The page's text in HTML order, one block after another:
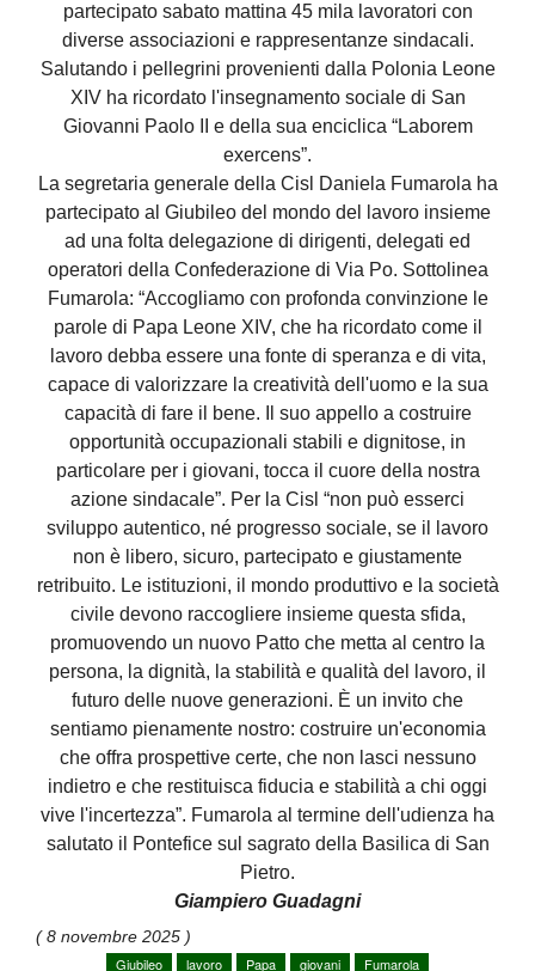
partecipato sabato mattina 45 mila lavoratori con
diverse associazioni e rappresentanze sindacali.
Salutando i pellegrini provenienti dalla Polonia Leone
XIV ha ricordato l'insegnamento sociale di San
Giovanni Paolo II e della sua enciclica “Laborem
exercens”.
La segretaria generale della Cisl Daniela Fumarola ha
partecipato al Giubileo del mondo del lavoro insieme
ad una folta delegazione di dirigenti, delegati ed
operatori della Confederazione di Via Po. Sottolinea
Fumarola: “Accogliamo con profonda convinzione le
parole di Papa Leone XIV, che ha ricordato come il
lavoro debba essere una fonte di speranza e di vita,
capace di valorizzare la creatività dell'uomo e la sua
capacità di fare il bene. Il suo appello a costruire
opportunità occupazionali stabili e dignitose, in
particolare per i giovani, tocca il cuore della nostra
azione sindacale”. Per la Cisl “non può esserci
sviluppo autentico, né progresso sociale, se il lavoro
non è libero, sicuro, partecipato e giustamente
retribuito. Le istituzioni, il mondo produttivo e la società
civile devono raccogliere insieme questa sfida,
promuovendo un nuovo Patto che metta al centro la
persona, la dignità, la stabilità e qualità del lavoro, il
futuro delle nuove generazioni. È un invito che
sentiamo pienamente nostro: costruire un'economia
che offra prospettive certe, che non lasci nessuno
indietro e che restituisca fiducia e stabilità a chi oggi
vive l'incertezza”. Fumarola al termine dell'udienza ha
salutato il Pontefice sul sagrato della Basilica di San
Pietro.
Giampiero Guadagni
( 8 novembre 2025 )
Giubileo
lavoro Papa giovani Fumarola